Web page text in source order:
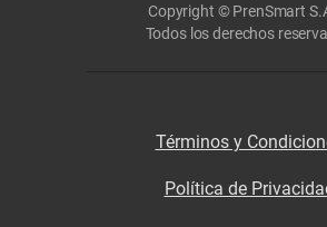
Copyright © PrenSmart
Todos los derechos
Términos y
Política de